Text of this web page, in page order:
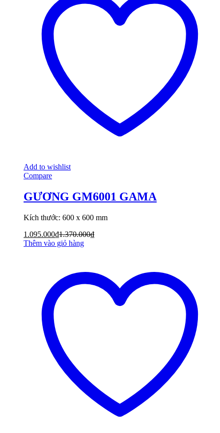
Add to wishlist
Compare
GƯƠNG GM6001 GAMA
Kích thước: 600 x 600 mm
1.095.000₫1.370.000₫
Thêm vào giỏ hàng